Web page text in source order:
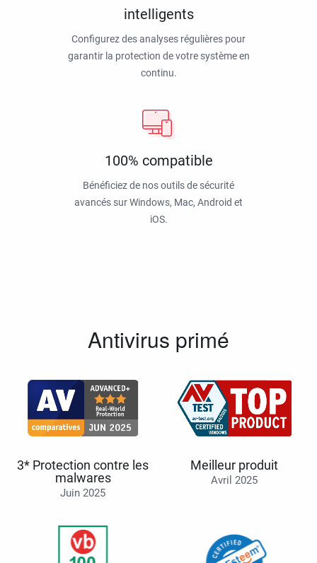
intelligents
Configurez des analyses régulières pour
garantir la protection de votre système en
continu.
100% compatible
Bénéficiez de nos outils de sécurité
avancés sur Windows, Mac, Android et
iOS.
Antivirus primé
3* Protection contre les
malwares
Juin 2025
Meilleur produit
Avril 2025